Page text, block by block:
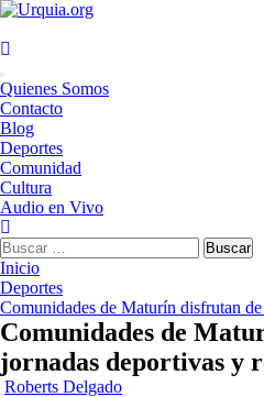
Saltar
contenido
Menú
principal
Quienes Somos
Contacto
Blog
Deportes
Comunidad
Cultura
Audio en Vivo
Buscar:
Inicio
Deportes
Comunidades de Maturín disfrutan
Comunidades de
jornadas deportivas y
Roberts Delgado